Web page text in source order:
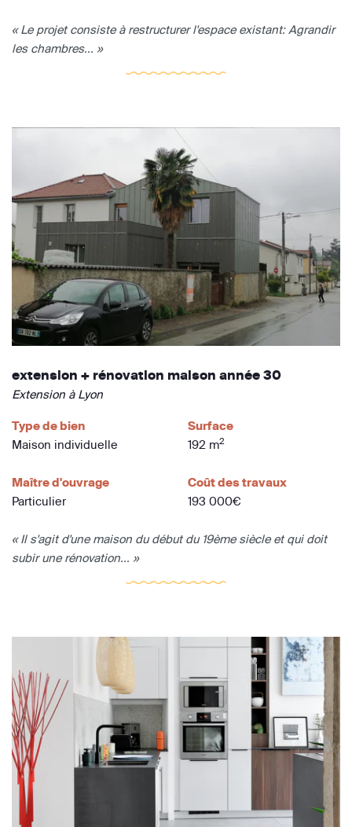
« Le projet consiste à restructurer l'espace existant: Agrandir
les chambres... »
extension + rénovation maison année 30
Extension à Lyon
Type de bien
Maison individuelle
Surface
192 m2
Maître d'ouvrage
Particulier
Coût des travaux
193 000€
« Il s'agit d'une maison du début du 19ème siècle et qui doit
subir une rénovation... »